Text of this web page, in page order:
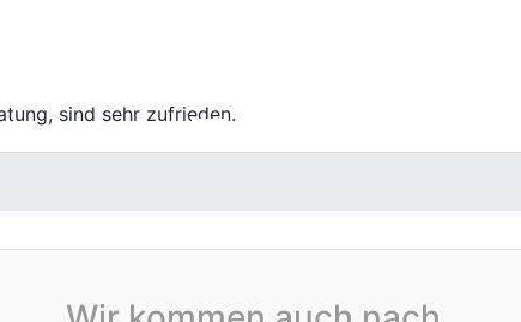
Die Bewertung meines Autos war fair und die